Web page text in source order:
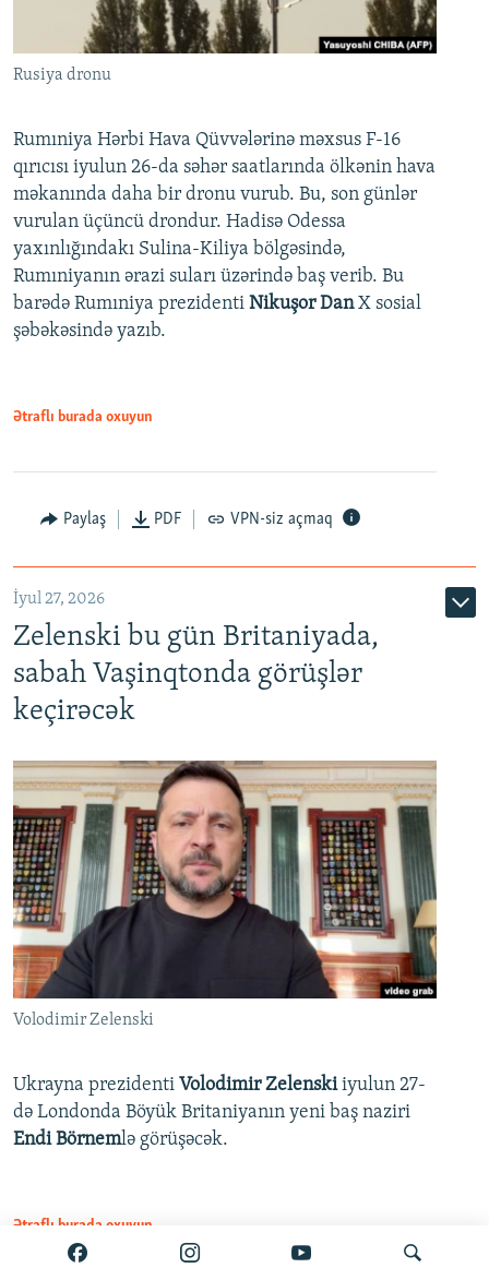
Rusiya dronu
Rumıniya Hərbi Hava Qüvvələrinə məxsus F-16
qırıcısı iyulun 26-da səhər saatlarında ölkənin hava
məkanında daha bir dronu vurub. Bu, son günlər
vurulan üçüncü drondur. Hadisə Odessa
yaxınlığındakı Sulina-Kiliya bölgəsində,
Rumıniyanın ərazi suları üzərində baş verib. Bu
barədə Rumıniya prezidenti Nikuşor DanX sosial
şəbəkəsində yazıb.
Ətraflı burada oxuyun
Paylaş PDF VPN-siz açmaq
İyul 27, 2026
Zelenski bu gün Britaniyada,
sabah Vaşinqtonda görüşlər
keçirəcək
Volodimir Zelenski
Ukrayna prezidenti Volodimir Zelenskiiyulun 27-
də Londonda Böyük Britaniyanın yeni baş naziri
Endi Börnemlə görüşəcək.
Ətraflı burada oxuyun